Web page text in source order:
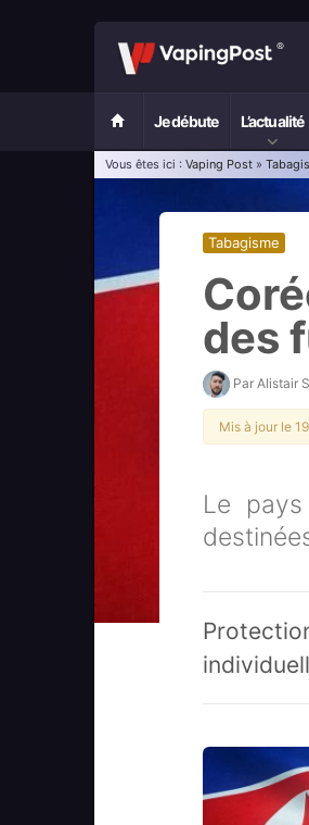
Je débute L’actualité
Vous êtes ici : Vaping Post »
Tabagisme
des
Par Alistair
Mis à jour le
Le